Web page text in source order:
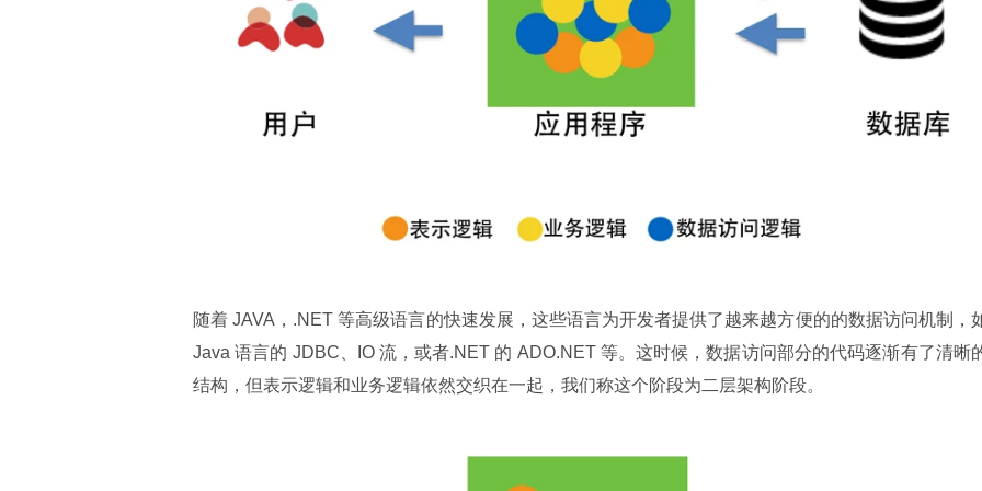
随着 JAVA，.NET 等高级语言的快速发展，这些语言为开发者提供了越来越方便的的数据访问机制，
Java 语言的 JDBC、IO 流，或者.NET 的 ADO.NET 等。这时候，数据访问部分的代码逐渐有了清晰
结构，但表示逻辑和业务逻辑依然交织在一起，我们称这个阶段为二层架构阶段。